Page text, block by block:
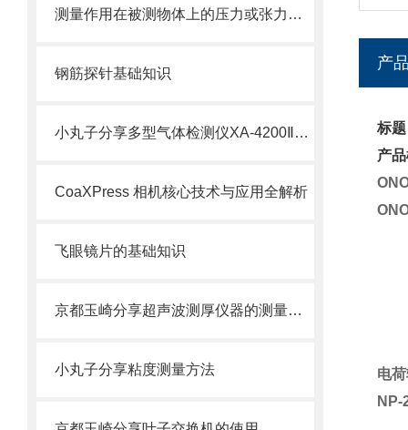
测量作用在被测物体上的压力或张力的装置——测力计
钢筋探针基础知识
小丸子分享多型气体检测仪XA-4200ⅡKS、KH、KC、HS、CS
CoaXPress 相机核心技术与应用全解析
飞眼镜片的基础知识
京都玉崎分享超声波测厚仪器的测量方法
小丸子分享粘度测量方法
产
标
产
电
NP-